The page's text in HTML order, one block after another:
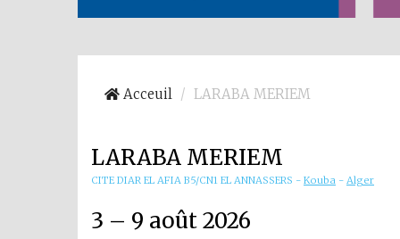
Acceuil LARABA MERIEM
LARABA MERIEM
CITE DIAR EL AFIA B5/CN1 EL ANNASSERS - Kouba - Alger
3 – 9 août 2026
02